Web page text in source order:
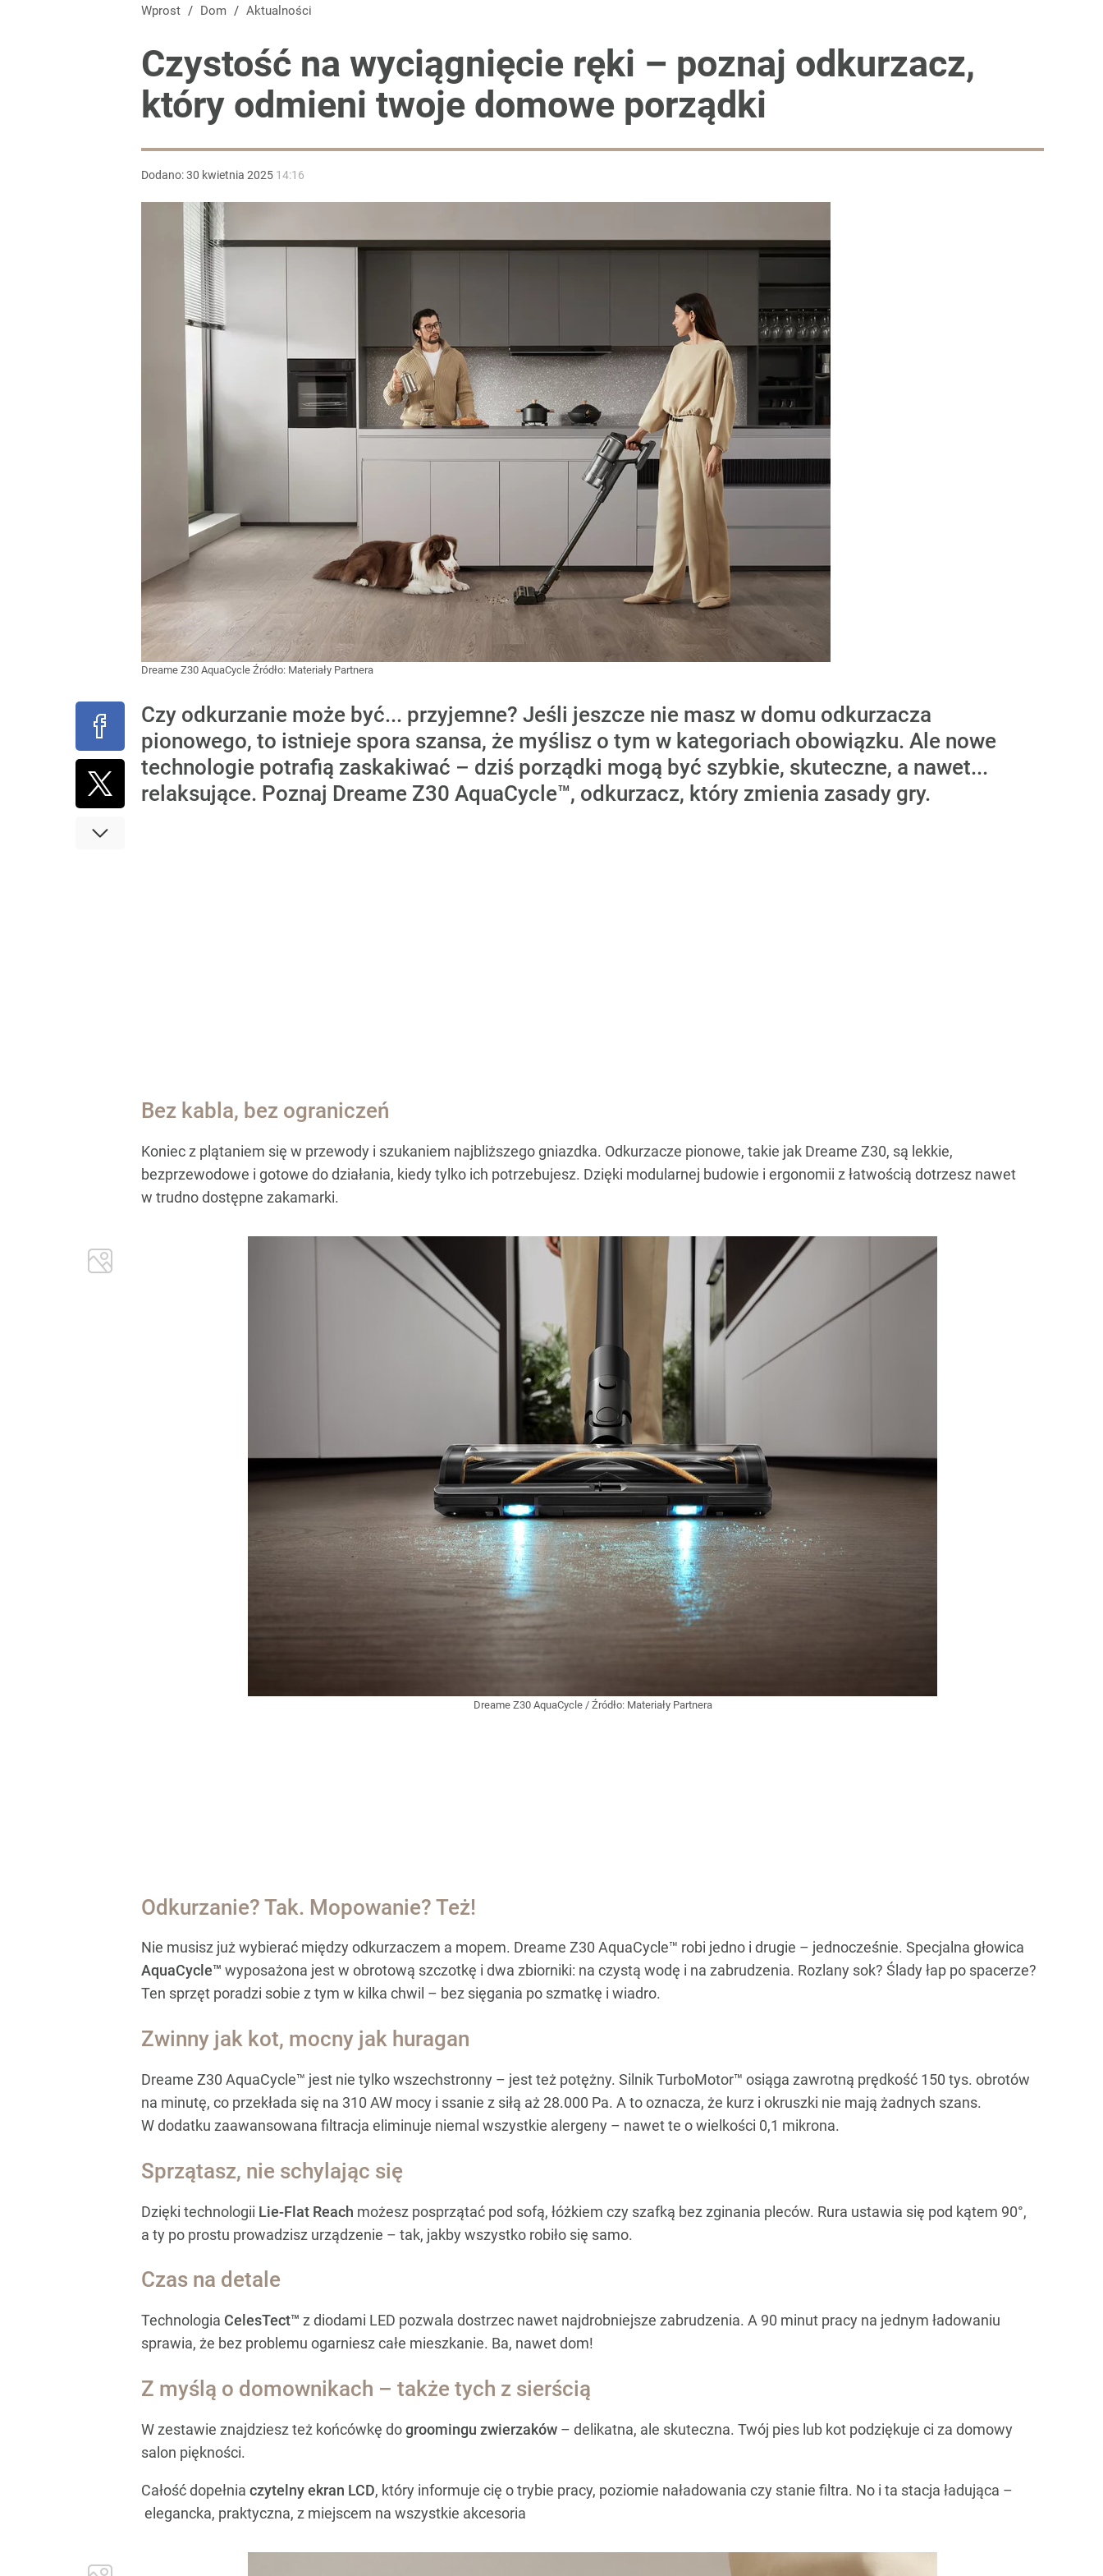
Wprost / Dom / Aktualności
Czystość na wyciągnięcie ręki – poznaj odkurzacz,
który odmieni twoje domowe porządki
Dodano:30 kwietnia 2025 14:16
Dreame Z30 AquaCycle Źródło: Materiały Partnera
Czy odkurzanie może być... przyjemne? Jeśli jeszcze nie masz w domu odkurzacza
pionowego, to istnieje spora szansa, że myślisz o tym w kategoriach obowiązku. Ale nowe
technologie potrafią zaskakiwać – dziś porządki mogą być szybkie, skuteczne, a nawet...
relaksujące. Poznaj Dreame Z30 AquaCycle™, odkurzacz, który zmienia zasady gry.
Bez kabla, bez ograniczeń
Koniec z plątaniem się w przewody i szukaniem najbliższego gniazdka. Odkurzacze pionowe, takie jak Dreame Z30, są lekkie,
bezprzewodowe i gotowe do działania, kiedy tylko ich potrzebujesz. Dzięki modularnej budowie i ergonomii z łatwością dotrzesz nawet
w trudno dostępne zakamarki.
Dreame Z30 AquaCycle / Źródło: Materiały Partnera
Odkurzanie? Tak. Mopowanie? Też!
Nie musisz już wybierać między odkurzaczem a mopem. Dreame Z30 AquaCycle™ robi jedno i drugie – jednocześnie. Specjalna głowica
AquaCycle™ wyposażona jest w obrotową szczotkę i dwa zbiorniki: na czystą wodę i na zabrudzenia. Rozlany sok? Ślady łap po spacerze?
Ten sprzęt poradzi sobie z tym w kilka chwil – bez sięgania po szmatkę i wiadro.
Zwinny jak kot, mocny jak huragan
Dreame Z30 AquaCycle™ jest nie tylko wszechstronny – jest też potężny. Silnik TurboMotor™ osiąga zawrotną prędkość 150 tys. obrotów
na minutę, co przekłada się na 310 AW mocy i ssanie z siłą aż 28.000 Pa. A to oznacza, że kurz i okruszki nie mają żadnych szans.
W dodatku zaawansowana filtracja eliminuje niemal wszystkie alergeny – nawet te o wielkości 0,1 mikrona.
Sprzątasz, nie schylając się
Dzięki technologii Lie-Flat Reach możesz posprzątać pod sofą, łóżkiem czy szafką bez zginania pleców. Rura ustawia się pod kątem 90°,
a ty po prostu prowadzisz urządzenie – tak, jakby wszystko robiło się samo.
Czas na detale
Technologia CelesTect™ z diodami LED pozwala dostrzec nawet najdrobniejsze zabrudzenia. A 90 minut pracy na jednym ładowaniu
sprawia, że bez problemu ogarniesz całe mieszkanie. Ba, nawet dom!
Z myślą o domownikach – także tych z sierścią
W zestawie znajdziesz też końcówkę dogroomingu zwierzaków – delikatna, ale skuteczna. Twój pies lub kot podziękuje ci za domowy
salon piękności.
Całość dopełnia czytelny ekran LCD, który informuje cię o trybie pracy, poziomie naładowania czy stanie filtra. No i ta stacja ładująca –
elegancka, praktyczna, z miejscem na wszystkie akcesoria